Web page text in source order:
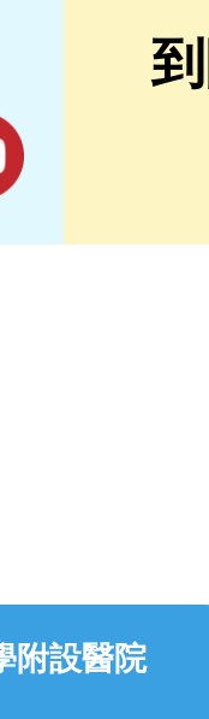
附設醫院